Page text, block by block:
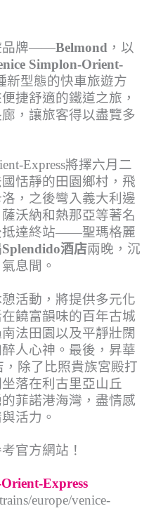
品牌——Belmond ，以
Simplon-Orient-
新型態的快車旅遊方
捷舒適的鐵道之旅，
，讓旅客得以盡覽多
Express將擇六月二
恬靜的田園鄉村，飛
，之後彎入義大利邊
沃納和熱那亞等著名
抵達終站——聖瑪格麗
Splendido酒店兩晚，沉
息間。
活動，將提供多元化
饒富韻味的百年古城
法田園以及平靜壯闊
人心神。最後，昇華
，除了比照貴族宮殿打
落在利古里亞山丘
菲諾港海灣，盡情感
活力。
官方網站！
Express
europe/venice-